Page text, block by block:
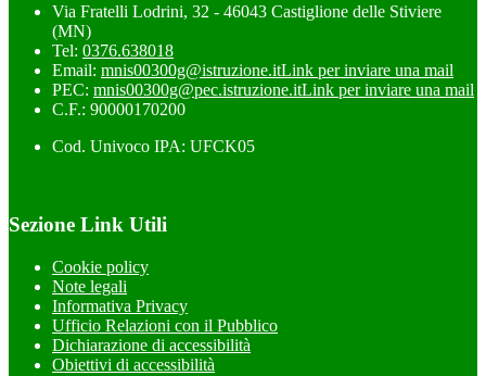
Via Fratelli Lodrini, 32 - 46043 Castiglione delle Stiviere
(MN)
Tel: 0376.638018
Email: mnis00300g@istruzione.itLink per inviare una mail
PEC: mnis00300g@pec.istruzione.itLink per inviare una mail
C.F.: 90000170200
Cod. Univoco IPA: UFCK05
Sezione Link Utili
Cookie policy
Note legali
Informativa Privacy
Ufficio Relazioni con il Pubblico
Dichiarazione di accessibilità
Obiettivi di accessibilità